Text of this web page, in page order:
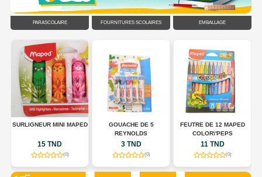
PARASCOLAIRE FOURNITURES SCOLAIRES EMBALLAGE
SURLIGNEUR MINI MAPED
15 TND
(0)
GOUACHE DE 5
REYNOLDS
3 TND
(0)
FEUTRE DE 12 MAPED
COLOR\'PEPS
11 TND
(0)